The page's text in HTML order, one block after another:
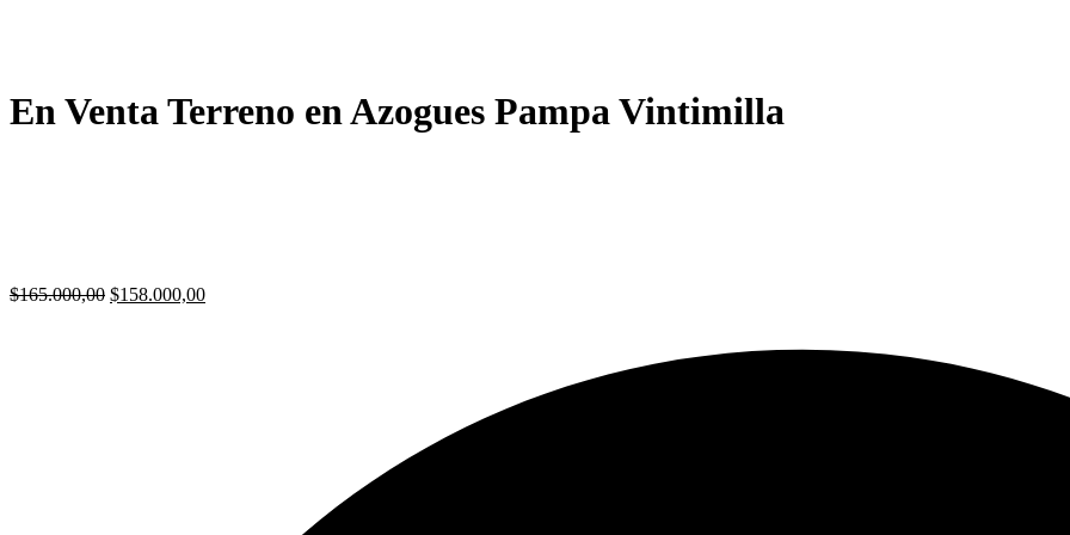
En Venta Terreno en Azogues Pampa Vintimilla
$165.000,00 $158.000,00